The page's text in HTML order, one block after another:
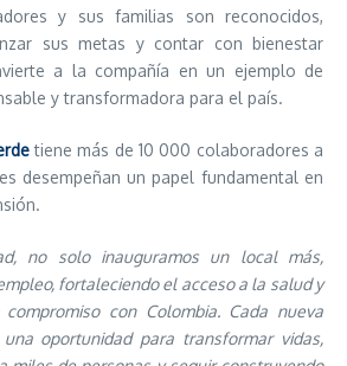
y sus familias son reconocidos,
sus metas y contar con bienestar
a la compañía en un ejemplo de
y transformadora para el país.
tiene más de 10 000 colaboradores a
desempeñan un papel fundamental en
no solo inauguramos un local más,
fortaleciendo el acceso a la salud y
con Colombia. Cada nueva
oportunidad para transformar vidas,